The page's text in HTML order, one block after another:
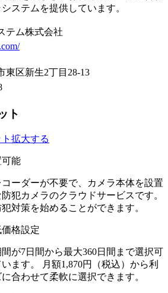
ステムを提供しています。
テム株式会社
東区新生2丁目28-13
ト
拡大する
能
ーダーが不要で、カメラ本体を設置
犯カメラのクラウドサービスです。
対策を始めることができます。​
格設定
が7日間から最大360日間まで選択可
ます。 ​月額1,870円（税込）から利
合わせて柔軟に選択できます。